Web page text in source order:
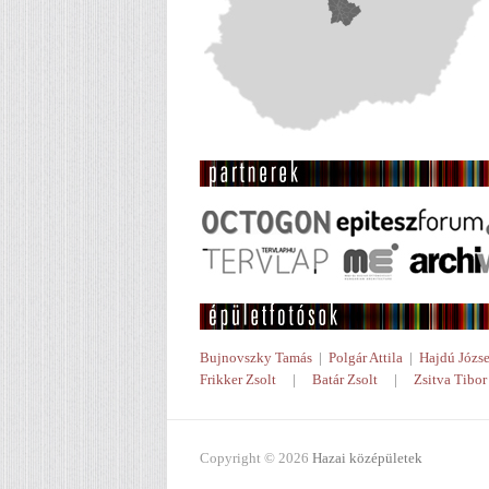
Bujnovszky Tamás | Polgár Attila | Hajdú
Frikker Zsolt | Batár Zsolt | Zsitva Tibor
Copyright © 2026 Hazai középületek